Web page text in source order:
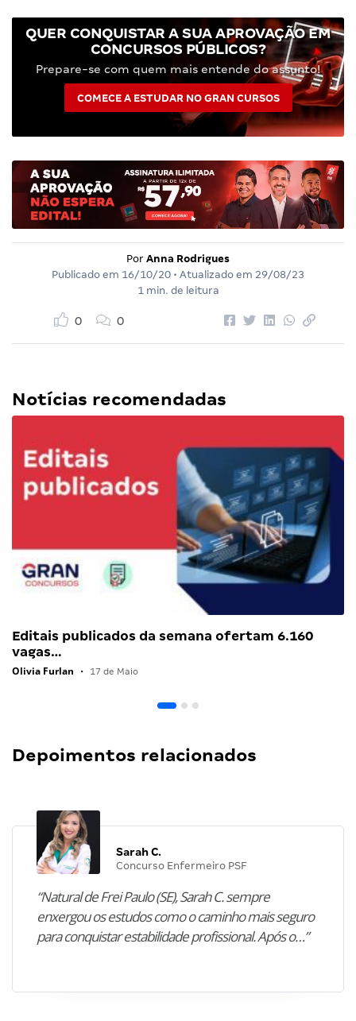
QUER CONQUISTAR A SUA APROVAÇÃO EM
CONCURSOS PÚBLICOS?
Prepare-se com quem mais entende do assunto!
COMECE A ESTUDAR NO GRAN CURSOS
Por Anna Rodrigues
Publicado em 16/10/20 • Atualizado em 29/08/23
1 min. de leitura
0 0
Notícias recomendadas
Editais publicados da semana ofertam 6.160
vagas…
Olivia Furlan • 17 de Maio
Depoimentos relacionados
Sarah C.
Concurso Enfermeiro PSF
“Natural de Frei Paulo (SE), Sarah C. sempre
enxergou os estudos como o caminho mais seguro
para conquistar estabilidade profissional. Após o…”